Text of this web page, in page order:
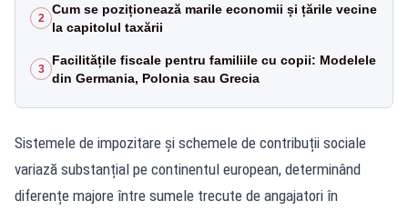
2
Cum se poziționează marile economii și țările vecine
la capitolul taxării
3
Facilitățile fiscale pentru familiile cu copii: Modelele
din Germania, Polonia sau Grecia
Sistemele de impozitare și schemele de contribuții sociale
variază substanțial pe continentul european, determinând
diferențe majore între sumele trecute de angajatori în